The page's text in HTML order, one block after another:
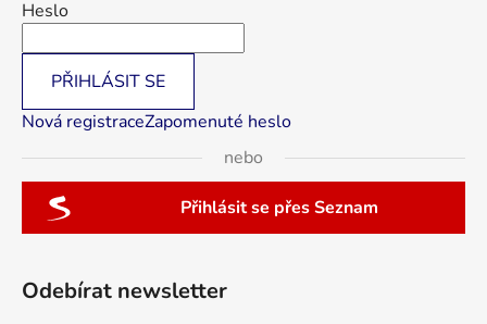
Heslo
PŘIHLÁSIT SE
Nová registraceZapomenuté heslo
nebo
Přihlásit se přes Seznam
Odebírat newsletter